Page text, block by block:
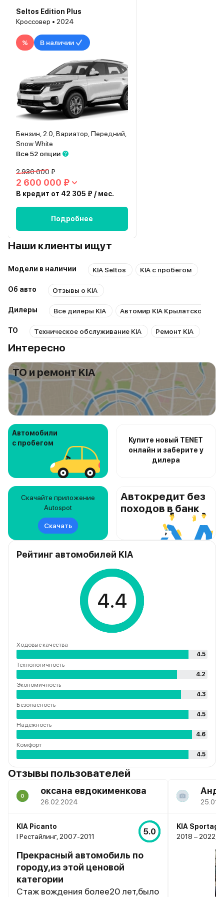
Seltos Edition Plus
Кроссовер • 2024
% В наличии
Бензин, 2.0, Вариатор, Передний,
Snow White
Все 52 опции
2 930 000 ₽
2 600 000 ₽
В кредит от 42 305 ₽ / мес.
Подробнее
Наши клиенты ищут
Модели в наличии KIA Seltos KIA с пробегом
Об авто Отзывы о KIA
Дилеры Все дилеры KIA Автомир KIA Крылатское
ТО Техническое обслуживание KIA Ремонт KIA
Интересно
ТО и ремонт KIA
Автомобили
с пробегом
Купите новый TENET
онлайн и заберите у
дилера
Скачайте приложение
Autospot
Скачать
Автокредит без
походов в банк
Рейтинг автомобилей KIA
4.4
Ходовые качества
4.5
Технологичность
4.2
Экономичность
4.3
Безопасность
4.5
Надежность
4.6
Комфорт
4.5
Отзывы пользователей
оксана евдокименкова
26.02.2024
KIA Picanto
I Рестайлинг, 2007-2011
5.0
Прекрасный автомобиль по
городу,из этой ценовой
категории
Стаж вождения более20 лет,было
KIA Sportage
2018 – 2022,